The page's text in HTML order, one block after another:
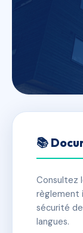
SDC
📍 12 Rue
✓
📚
Consultez
règlement
sécurité
langues.